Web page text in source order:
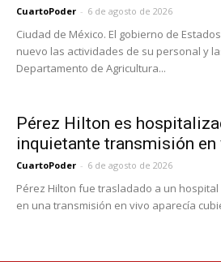
CuartoPoder - 6 de agosto de 2026
Ciudad de México. El gobierno de
nuevo las actividades de su personal y
Departamento de Agricultura...
Pérez Hilton es
inquietante transmisión en
CuartoPoder - 6 de agosto de 2026
Pérez Hilton fue trasladado a un
en una transmisión en vivo aparecía